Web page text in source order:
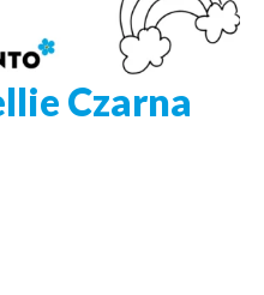
Czarna